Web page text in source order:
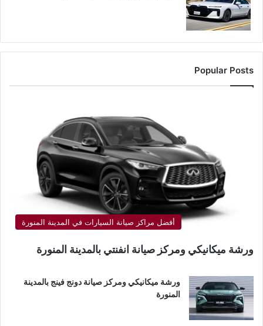
Popular Posts
أفضل مراكز صيانة السيارات في المدينة المنورة
ورشة ميكانيكي ومركز صيانة انفنتي بالمدينة المنورة
ورشة ميكانيكي ومركز صيانة دونج فينج بالمدينة
المنورة